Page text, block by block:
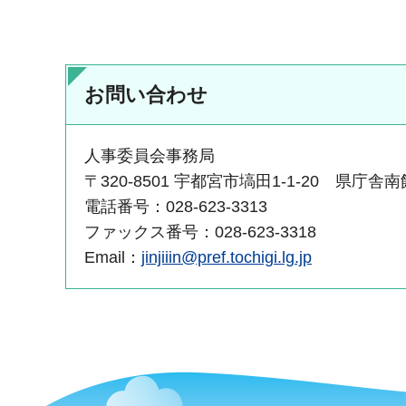
お問い合わせ
人事委員会事務局
〒320-8501 宇都宮市塙田1-1-20 県庁舎南
電話番号：028-623-3313
ファックス番号：028-623-3318
Email： jinjiiin@pref.tochigi.lg.jp